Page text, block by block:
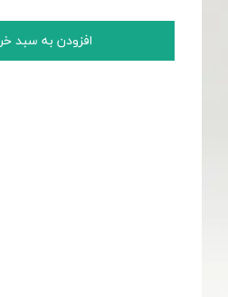
افزودن به سبد